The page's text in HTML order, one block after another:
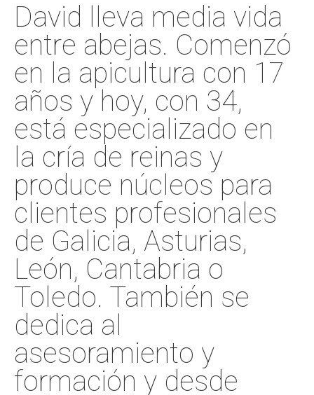
David lleva media vida
entre abejas. Comenzó
en la apicultura con 17
años y hoy, con 34,
está especializado en
la cría de reinas y
produce núcleos para
clientes profesionales
de Galicia, Asturias,
León, Cantabria o
Toledo. También se
dedica al
asesoramiento y
formación y desde